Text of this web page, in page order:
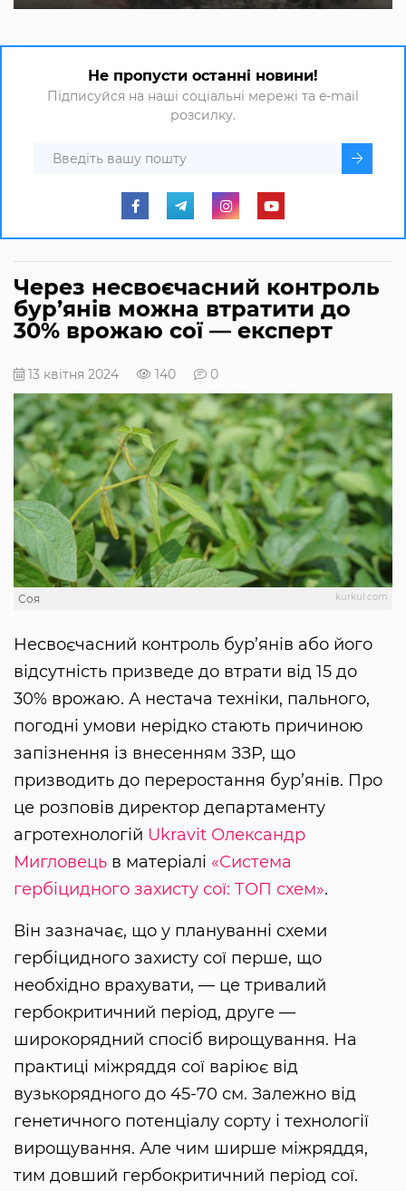
Не пропусти останні новини!
Підписуйся на наші соціальні мережі та e-mail
розсилку.
Через несвоєчасний контроль
бур’янів можна втратити до
30% врожаю сої — експерт
13 квітня 2024 140 0
kurkul.com
Соя
Несвоєчасний контроль бур’янів або його
відсутність призведе до втрати від 15 до
30% врожаю. А нестача техніки, пального,
погодні умови нерідко стають причиною
запізнення із внесенням ЗЗР, що
призводить до переростання бур’янів. Про
це розповів директор департаменту
агротехнологій Ukravit Олександр
Мигловець в матеріалі «Система
гербіцидного захисту сої: ТОП схем».
Він зазначає, що у плануванні схеми
гербіцидного захисту сої перше, що
необхідно врахувати, — це тривалий
гербокритичний період, друге —
широкорядний спосіб вирощування. На
практиці міжряддя сої варіює від
вузькорядного до 45-70 см. Залежно від
генетичного потенціалу сорту і технології
вирощування. Але чим ширше міжряддя,
тим довший гербокритичний період сої.